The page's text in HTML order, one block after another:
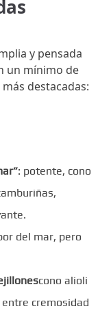
y pensada
un mínimo de
destacadas:
: potente, cono
del mar, pero
cono alioli
cremosidad